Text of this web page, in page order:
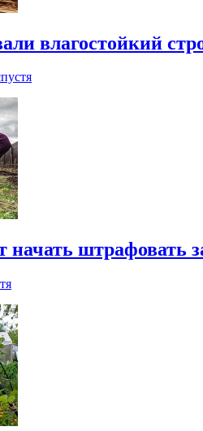
влагостойкий
начать штрафовать